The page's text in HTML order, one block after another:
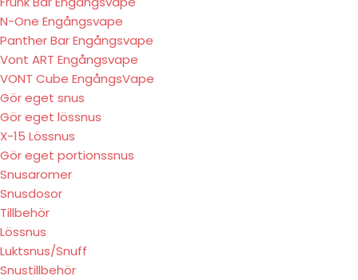
N-One Engångsvape
Panther Bar Engångsvape
Vont ART Engångsvape
VONT Cube EngångsVape
Gör eget snus
Gör eget lössnus
X-15 Lössnus
Gör eget portionssnus
Snusaromer
Snusdosor
Tillbehör
Lössnus
Luktsnus/Snuff
Snustillbehör